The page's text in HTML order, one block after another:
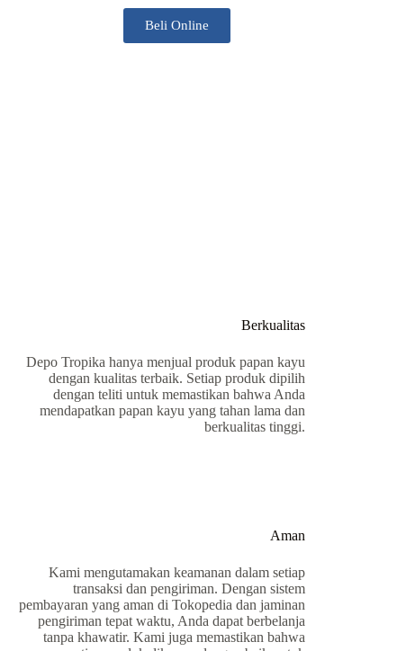
Beli Online
Berkualitas
Depo Tropika hanya menjual produk papan kayu
dengan kualitas terbaik. Setiap produk dipilih
dengan teliti untuk memastikan bahwa Anda
mendapatkan papan kayu yang tahan lama dan
berkualitas tinggi.
Aman
Kami mengutamakan keamanan dalam setiap
transaksi dan pengiriman. Dengan sistem
pembayaran yang aman di Tokopedia dan jaminan
pengiriman tepat waktu, Anda dapat berbelanja
tanpa khawatir. Kami juga memastikan bahwa